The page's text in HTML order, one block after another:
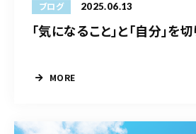
ブログ 2025.06.13
「気になること」と「自分」を
MORE